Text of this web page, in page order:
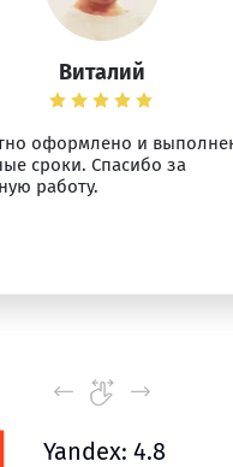
Виталий
оформлено и
сроки. Спасибо за
работу.
Yandex: 4.8